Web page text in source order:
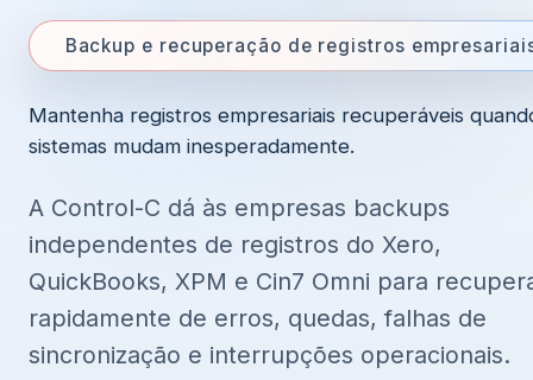
Backup e recuperação de registros
Mantenha registros empresariais recuperáveis
sistemas mudam inesperadamente.
A Control-C dá às empresas backups
independentes de registros do Xero,
QuickBooks, XPM e Cin7 Omni para
rapidamente de erros, quedas, falhas de
sincronização e interrupções operacionais.
Continuar
Já tem uma conta?Entrar aqui